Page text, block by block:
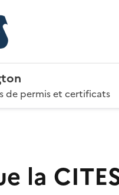
de permis et certificats
la